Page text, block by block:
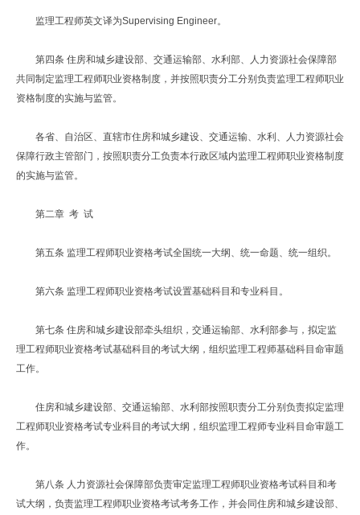
监理工程师英文译为Supervising Engineer。
第四条 住房和城乡建设部、交通运输部、水利部、人力资源社会保障部
共同制定监理工程师职业资格制度，并按照职责分工分别负责监理工程师职业
资格制度的实施与监管。
各省、自治区、直辖市住房和城乡建设、交通运输、水利、人力资源社会
保障行政主管部门，按照职责分工负责本行政区域内监理工程师职业资格制度
的实施与监管。
第二章 考 试
第五条 监理工程师职业资格考试全国统一大纲、统一命题、统一组织。
第六条 监理工程师职业资格考试设置基础科目和专业科目。
第七条 住房和城乡建设部牵头组织，交通运输部、水利部参与，拟定监
理工程师职业资格考试基础科目的考试大纲，组织监理工程师基础科目命审题
工作。
住房和城乡建设部、交通运输部、水利部按照职责分工分别负责拟定监理
工程师职业资格考试专业科目的考试大纲，组织监理工程师专业科目命审题工
作。
第八条 人力资源社会保障部负责审定监理工程师职业资格考试科目和考
试大纲，负责监理工程师职业资格考试考务工作，并会同住房和城乡建设部、